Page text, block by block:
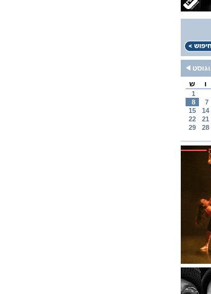
ו ש
1
7
8
14
15
21
22
28
29